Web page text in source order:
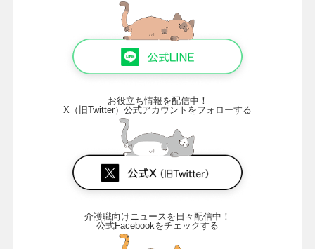
お役立ち情報を配信中！
X（旧Twitter）公式アカウントをフォローする
介護職向けニュースを日々配信中！
公式Facebookをチェックする